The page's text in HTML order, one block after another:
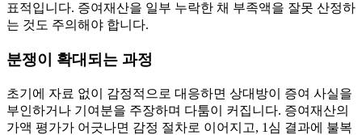
표적입니다. 증여재산을 일부 누락한 채 부족액을 잘못 산정하
는 것도 주의해야 합니다.
분쟁이 확대되는 과정
초기에 자료 없이 감정적으로 대응하면 상대방이 증여 사실을
부인하거나 기여분을 주장하며 다툼이 커집니다. 증여재산의
가액 평가가 어긋나면 감정 절차로 이어지고, 1심 결과에 불복